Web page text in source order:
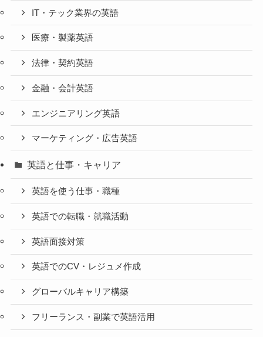
IT・テック業界の英語
医療・製薬英語
法律・契約英語
金融・会計英語
エンジニアリング英語
マーケティング・広告英語
英語と仕事・キャリア
英語を使う仕事・職種
英語での転職・就職活動
英語面接対策
英語でのCV・レジュメ作成
グローバルキャリア構築
フリーランス・副業で英語活用